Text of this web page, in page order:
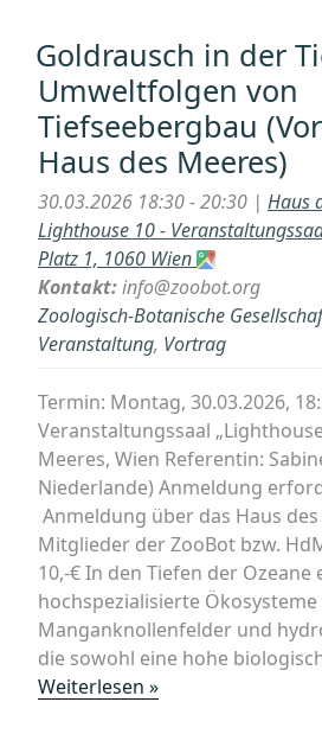
Goldrausch in der
Umweltfolgen von
Tiefseebergbau
Haus des Meeres)
30.03.2026 18:30 - 20:30 | Haus
Lighthouse 10 -
Platz 1, 1060 Wien
Kontakt:info@zoobot.org
Zoologisch-Botanische
Veranstaltung, Vortrag
Termin: Montag, 30.03.2026,
Veranstaltungssaal
Meeres, Wien Referentin:
Niederlande) Anmeldung
Anmeldung über das Haus
Mitglieder der ZooBot bzw.
10,-€ In den Tiefen der Ozeane
hochspezialisierte Ökosysteme
Manganknollenfelder und
die sowohl eine hohe
Weiterlesen »„Goldrausch